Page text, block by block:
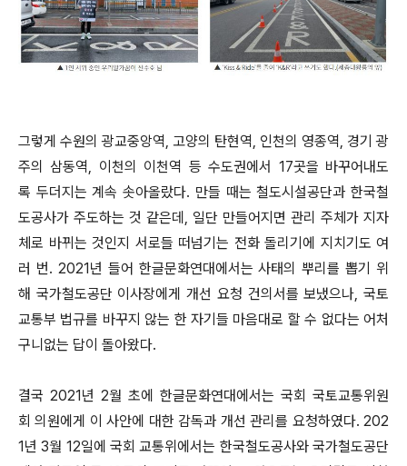
그렇게 수원의 광교중앙역, 고양의 탄현역, 인천의 영종역, 경기 광
주의 삼동역, 이천의 이천역 등 수도권에서 17곳을 바꾸어내도
록 두더지는 계속 솟아올랐다. 만들 때는 철도시설공단과 한국철
도공사가 주도하는 것 같은데, 일단 만들어지면 관리 주체가 지자
체로 바뀌는 것인지 서로들 떠넘기는 전화 돌리기에 지치기도 여
러 번. 2021년 들어 한글문화연대에서는 사태의 뿌리를 뽑기 위
해 국가철도공단 이사장에게 개선 요청 건의서를 보냈으나, 국토
교통부 법규를 바꾸지 않는 한 자기들 마음대로 할 수 없다는 어처
구니없는 답이 돌아왔다.
결국 2021년 2월 초에 한글문화연대에서는 국회 국토교통위원
회 의원에게 이 사안에 대한 감독과 개선 관리를 요청하였다. 202
1년 3월 12일에 국회 교통위에서는 한국철도공사와 국가철도공단